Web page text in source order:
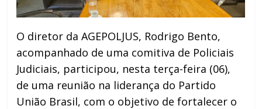
O diretor da AGEPOLJUS, Rodrigo Bento,
acompanhado de uma comitiva de Policiais
Judiciais, participou, nesta terça-feira (06),
de uma reunião na liderança do Partido
União Brasil, com o objetivo de fortalecer o